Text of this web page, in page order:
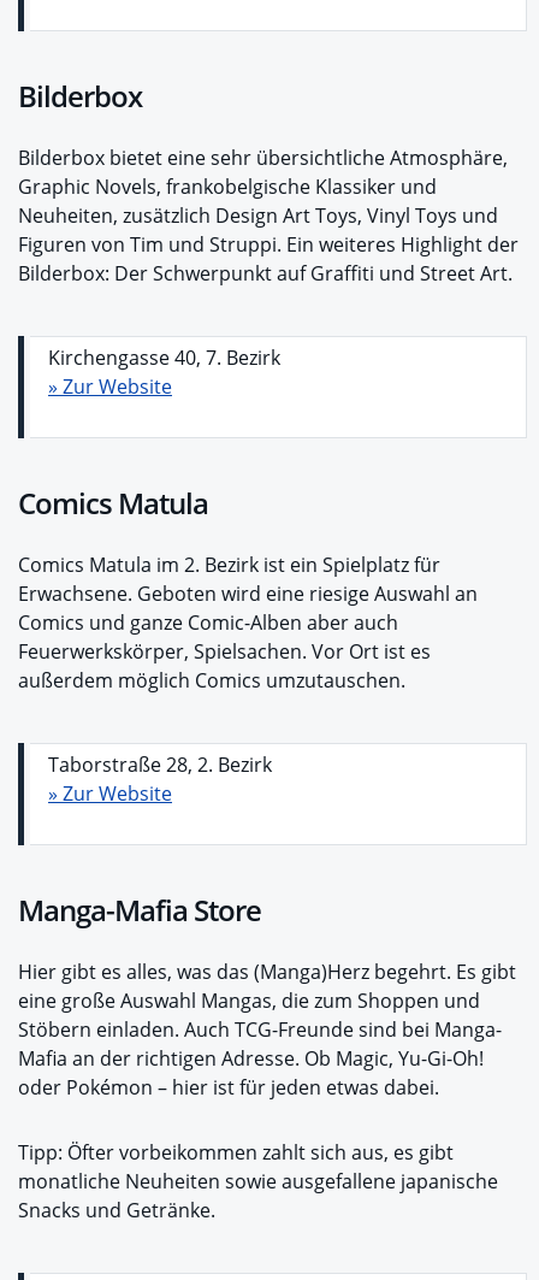
Bilderbox
Bilderbox bietet eine sehr übersichtliche Atmosphäre,
Graphic Novels, frankobelgische Klassiker und
Neuheiten, zusätzlich Design Art Toys, Vinyl Toys und
Figuren von Tim und Struppi. Ein weiteres Highlight der
Bilderbox: Der Schwerpunkt auf Graffiti und Street Art.
Kirchengasse 40, 7. Bezirk
» Zur Website
Comics Matula
Comics Matula im 2. Bezirk ist ein Spielplatz für
Erwachsene. Geboten wird eine riesige Auswahl an
Comics und ganze Comic-Alben aber auch
Feuerwerkskörper, Spielsachen. Vor Ort ist es
außerdem möglich Comics umzutauschen.
Taborstraße 28, 2. Bezirk
» Zur Website
Manga-Mafia Store
Hier gibt es alles, was das (Manga)Herz begehrt. Es gibt
eine große Auswahl Mangas, die zum Shoppen und
Stöbern einladen. Auch TCG-Freunde sind bei Manga-
Mafia an der richtigen Adresse. Ob Magic, Yu-Gi-Oh!
oder Pokémon – hier ist für jeden etwas dabei.
Tipp: Öfter vorbeikommen zahlt sich aus, es gibt
monatliche Neuheiten sowie ausgefallene japanische
Snacks und Getränke.